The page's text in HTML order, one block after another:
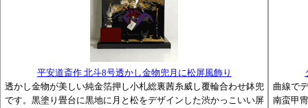
平安道斎作 北斗8号透かし金物兜月に松屏風飾り
透かし金物が美しい純金箔押し小札総裏茜糸威し覆輪合わせ鉢兜
です。黒塗り畳台に黒地に月と松をデザインした渋かっこいい屏
曲線で
南蛮甲